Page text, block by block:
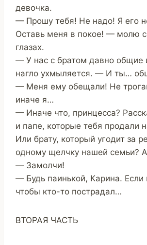
девочка.
— Прошу тебя! Не надо! Я его
Оставь меня в покое! — молю
глазах.
— У нас с братом давно общие
нагло ухмыляется. — И ты…
— Меня ему обещали! Не
иначе я…
— Иначе что, принцесса?
и папе, которые тебя продали
Или брату, который угодит за
одному щелчку нашей семьи?
— Замолчи!
— Будь паинькой, Карина. Если
чтобы кто-то пострадал…
ВТОРАЯ ЧАСТЬ